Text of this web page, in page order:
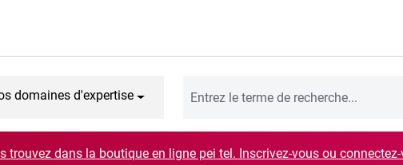
domaines d'expertise
trouvez dans la boutique en ligne pei tel. Inscrivez-vous ou